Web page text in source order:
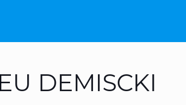
DEMISCKI